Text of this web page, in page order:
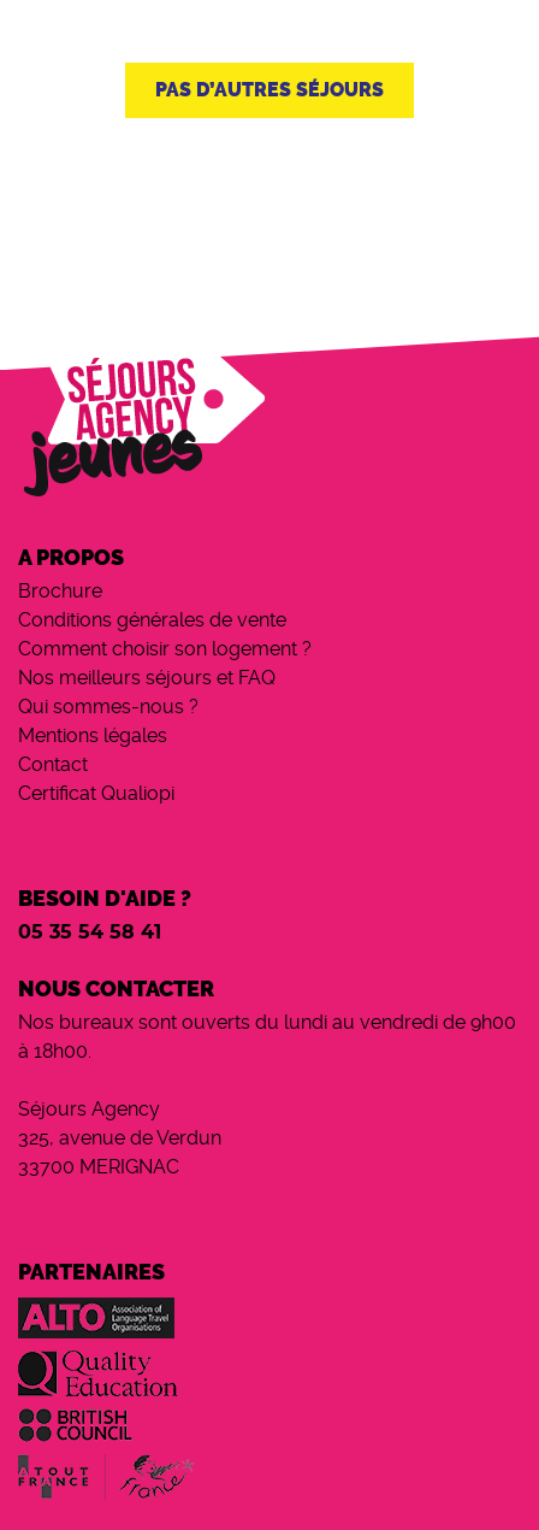
PAS D’AUTRES SÉJOURS
A PROPOS
Brochure
Conditions générales de vente
Comment choisir son logement ?
Nos meilleurs séjours et FAQ
Qui sommes-nous ?
Mentions légales
Contact
Certificat Qualiopi
BESOIN D'AIDE ?
05 35 54 58 41
NOUS CONTACTER
Nos bureaux sont ouverts du lundi au vendredi de 9h00
à 18h00.
Séjours Agency
325, avenue de Verdun
33700 MERIGNAC
PARTENAIRES